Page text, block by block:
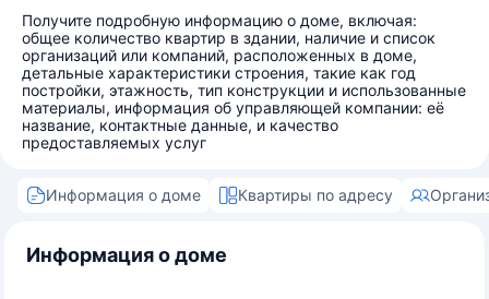
Получите подробную информацию о доме, включая:
общее количество квартир в здании, наличие и список
организаций или компаний, расположенных в доме,
детальные характеристики строения, такие как год
постройки, этажность, тип конструкции и использованные
материалы, информация об управляющей компании: её
название, контактные данные, и качество
предоставляемых услуг
Информация о доме Квартиры по адресу
Информация о доме